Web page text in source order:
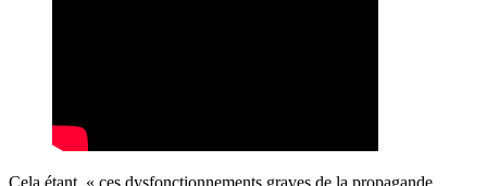
Cela étant, « ces dysfonctionnements graves de la propagande